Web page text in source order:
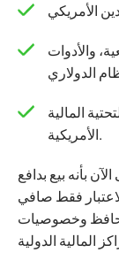
والأدوات
المالية
الأمريكية.
بأنه بيع بدافع
فقط صافي
وخصوصيات